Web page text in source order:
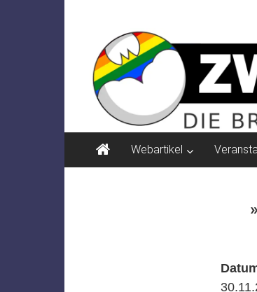
ZWIELICHT
BREMEN
DIE
BREMER
ZEITSCHRIFT
FÜR
PSYCHOSOZIALE
Webartikel